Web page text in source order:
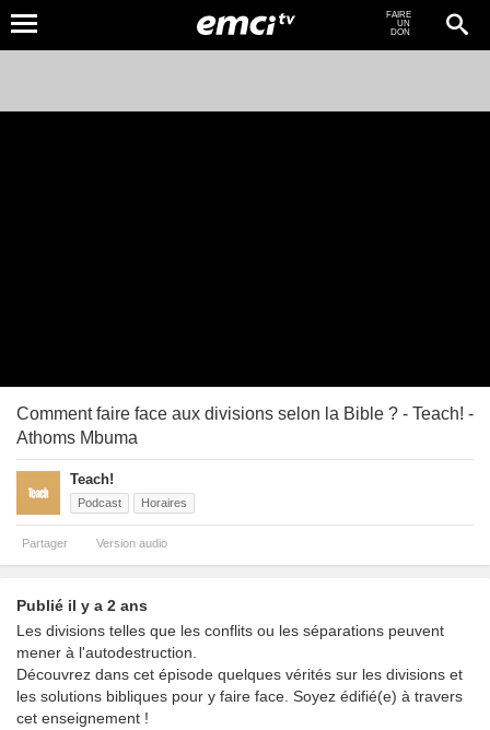
FAIRE
UN
DON
Comment faire face aux divisions selon la Bible ? - Teach! -
Athoms Mbuma
Teach!
Podcast Horaires
Partager Version audio
Publié il y a 2 ans
Les divisions telles que les conflits ou les séparations peuvent
mener à l'autodestruction.
Découvrez dans cet épisode quelques vérités sur les divisions et
les solutions bibliques pour y faire face. Soyez édifié(e) à travers
cet enseignement !